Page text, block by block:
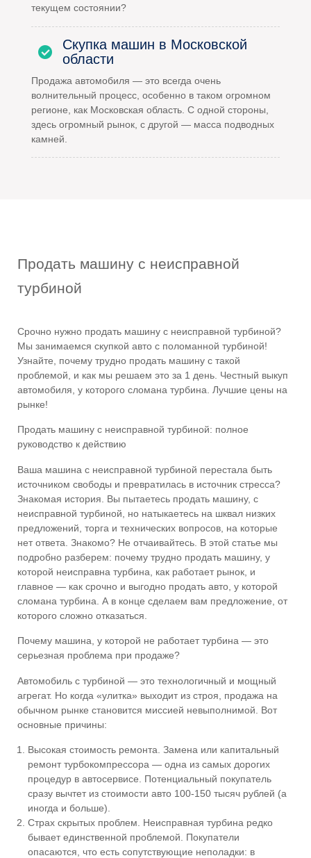
текущем состоянии?
Скупка машин в Московской
области
Продажа автомобиля — это всегда очень
волнительный процесс, особенно в таком огромном
регионе, как Московская область. С одной стороны,
здесь огромный рынок, с другой — масса подводных
камней.
Продать машину с неисправной
турбиной
Срочно нужно продать машину с неисправной турбиной?
Мы занимаемся скупкой авто с поломанной турбиной!
Узнайте, почему трудно продать машину с такой
проблемой, и как мы решаем это за 1 день. Честный выкуп
автомобиля, у которого сломана турбина. Лучшие цены на
рынке!
Продать машину с неисправной турбиной: полное
руководство к действию
Ваша машина с неисправной турбиной перестала быть
источником свободы и превратилась в источник стресса?
Знакомая история. Вы пытаетесь продать машину, с
неисправной турбиной, но натыкаетесь на шквал низких
предложений, торга и технических вопросов, на которые
нет ответа. Знакомо? Не отчаивайтесь. В этой статье мы
подробно разберем: почему трудно продать машину, у
которой неисправна турбина, как работает рынок, и
главное — как срочно и выгодно продать авто, у которой
сломана турбина. А в конце сделаем вам предложение, от
которого сложно отказаться.
Почему машина, у которой не работает турбина — это
серьезная проблема при продаже?
Автомобиль с турбиной — это технологичный и мощный
агрегат. Но когда «улитка» выходит из строя, продажа на
обычном рынке становится миссией невыполнимой. Вот
основные причины:
Высокая стоимость ремонта. Замена или капитальный
ремонт турбокомпрессора — одна из самых дорогих
процедур в автосервисе. Потенциальный покупатель
сразу вычтет из стоимости авто 100-150 тысяч рублей (а
иногда и больше).
Страх скрытых проблем. Неисправная турбина редко
бывает единственной проблемой. Покупатели
опасаются, что есть сопутствующие неполадки: в